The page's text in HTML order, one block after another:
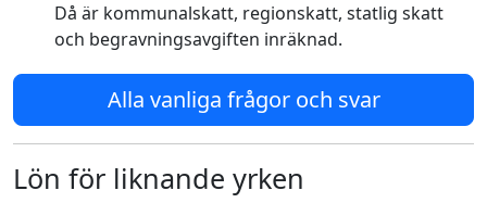
Då är kommunalskatt, regionskatt, statlig skatt
och begravningsavgiften inräknad.
Alla vanliga frågor och svar
Lön för liknande yrken